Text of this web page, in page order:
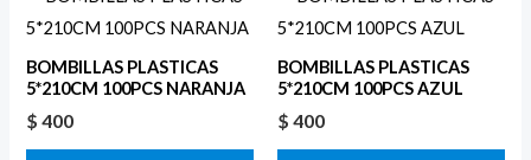
BOMBILLAS PLASTICAS
5*210CM 100PCS NARANJA
$ 400
BOMBILLAS PLASTICAS
5*210CM 100PCS AZUL
$ 400